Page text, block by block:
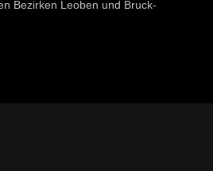
Bezirken Leoben und Bruck-